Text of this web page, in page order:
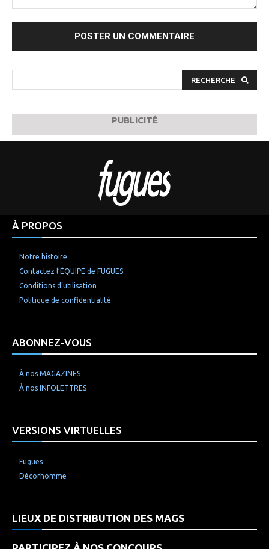
RECHERCHE
PUBLICITÉ
À PROPOS
Notre histoire
Contactez l’ÉQUIPE de FUGUES
Conditions d’utilisation
Politique de confidentialité
ABONNEZ-VOUS
À nos MAGAZINES
À nos INFOLETTRES
VERSIONS VIRTUELLES
Fugues
Décorhomme
LIEUX DE DISTRIBUTION DES MAGS